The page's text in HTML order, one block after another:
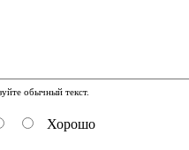
обычный текст.
Хорошо